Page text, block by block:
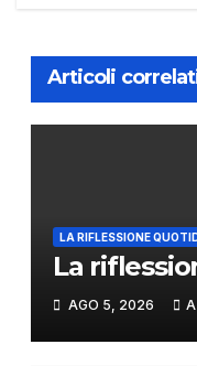
Articoli
LA RIFLESSIONE
La
AGO 5, 2026